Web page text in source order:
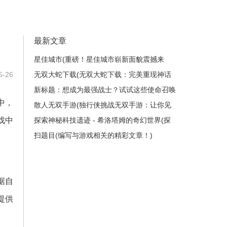
26
，
中
自
供
最新文章
星佳城市(重磅！星佳城市崭新面貌震撼来
袭！)
无双大蛇下载(无双大蛇下载：完美重现神话
传说)
新标题：想成为最强战士？试试这些使命召唤
2秘籍！(想成为最强战士？这些使命召唤2秘
籍绝对让你雄霸战场！)
散人无双手游(独行侠挑战无双手游：让你见
识极致战斗体验！)
探索神秘科技遗迹 - 希洛塔姆的奇幻世界(探
索希洛塔姆的神秘科技遗迹：一场奇幻之旅)
扫题目(编写与游戏相关的精彩文章！)